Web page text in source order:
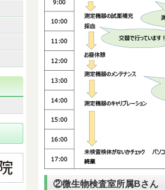
②微生物検査室所属Bさん